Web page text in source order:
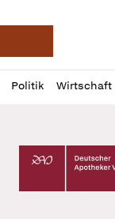
Deutsche
Politik Wirtschaft
Profil
öffnen
Daz
Pur
Deutscher